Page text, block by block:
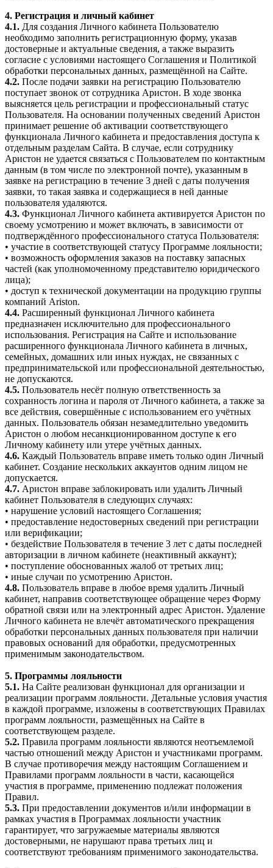
4. Регистрация и личный кабинет
4.1. Для создания Личного кабинета Пользователю
необходимо заполнить регистрационную форму, указав
достоверные и актуальные сведения, а также выразить
согласие с условиями настоящего Соглашения и Политикой
обработки персональных данных, размещённой на Сайте.
4.2. После подачи заявки на регистрацию Пользователю
поступает звонок от сотрудника Аристон. В ходе звонка
выясняется цель регистрации и профессиональный статус
Пользователя. На основании полученных сведений Аристон
принимает решение об активации соответствующего
функционала Личного кабинета и предоставления доступа к
отдельным разделам Сайта. В случае, если сотруднику
Аристон не удается связаться с Пользователем по контактным
данным (в том числе по электронной почте), указанным в
заявке на регистрацию в течение 3 дней с даты получения
заявки, то такая заявка и содержащиеся в ней данные
пользователя удаляются.
4.3. Функционал Личного кабинета активируется Аристон по
своему усмотрению и может включать, в зависимости от
подтверждённого профессионального статуса Пользователя:
• участие в соответствующей статусу Программе лояльности;
• возможность оформления заказов на поставку запасных
частей (как уполномоченному представителю юридического
лица);
• доступ к технической документации на продукцию группы
компаний Ariston.
4.4. Расширенный функционал Личного кабинета
предназначен исключительно для профессионального
использования. Регистрация на Сайте и использование
расширенного функционала Личного кабинета в личных,
семейных, домашних или иных нуждах, не связанных с
предпринимательской или профессиональной деятельностью,
не допускаются.
4.5. Пользователь несёт полную ответственность за
сохранность логина и пароля от Личного кабинета, а также за
все действия, совершённые с использованием его учётных
данных. Пользователь обязан незамедлительно уведомить
Аристон о любом несанкционированном доступе к его
Личному кабинету или утере учётных данных.
4.6. Каждый Пользователь вправе иметь только один Личный
кабинет. Создание нескольких аккаунтов одним лицом не
допускается.
4.7. Аристон вправе заблокировать или удалить Личный
кабинет Пользователя в следующих случаях:
• нарушение условий настоящего Соглашения;
• предоставление недостоверных сведений при регистрации
или верификации;
• бездействие Пользователя в течение 3 лет с даты последней
авторизации в личном кабинете (неактивный аккаунт);
• поступление обоснованных жалоб от третьих лиц;
• иные случаи по усмотрению Аристон.
4.8. Пользователь вправе в любое время удалить Личный
кабинет, направив соответствующее обращение через Форму
обратной связи или на электронный адрес Аристон. Удаление
Личного кабинета не влечёт автоматического прекращения
обработки персональных данных пользователя при наличии
правовых оснований для обработки, предусмотренных
применимым законодательством.
5. Программы лояльности
5.1. На Сайте реализован функционал для организации и
реализации программ лояльности. Детальные условия участия
в каждой программе, изложены в соответствующих Правилах
программ лояльности, размещённых на Сайте в
соответствующем разделе.
5.2. Правила программ лояльности являются неотъемлемой
частью отношений между Аристон и участниками программ.
В случае противоречия между настоящим Соглашением и
Правилами программ лояльности в части, касающейся
участия в программе, применению подлежат положения
Правил.
5.3. При предоставлении документов и/или информации в
рамках участия в Программах лояльности участник
гарантирует, что загружаемые материалы являются
достоверными, не нарушают права третьих лиц и
соответствуют требованиям применимого законодательства.